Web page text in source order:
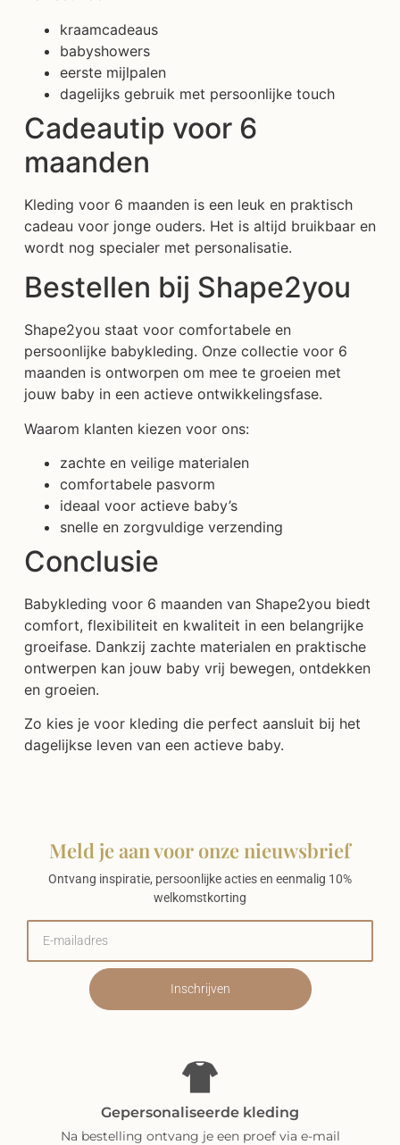
kraamcadeaus
babyshowers
eerste mijlpalen
dagelijks gebruik met persoonlijke touch
Cadeautip voor 6
maanden
Kleding voor 6 maanden is een leuk en praktisch
cadeau voor jonge ouders. Het is altijd bruikbaar en
wordt nog specialer met personalisatie.
Bestellen bij Shape2you
Shape2you staat voor comfortabele en
persoonlijke babykleding. Onze collectie voor 6
maanden is ontworpen om mee te groeien met
jouw baby in een actieve ontwikkelingsfase.
Waarom klanten kiezen voor ons:
zachte en veilige materialen
comfortabele pasvorm
ideaal voor actieve baby’s
snelle en zorgvuldige verzending
Conclusie
Babykleding voor 6 maanden van Shape2you biedt
comfort, flexibiliteit en kwaliteit in een belangrijke
groeifase. Dankzij zachte materialen en praktische
ontwerpen kan jouw baby vrij bewegen, ontdekken
en groeien.
Zo kies je voor kleding die perfect aansluit bij het
dagelijkse leven van een actieve baby.
Meld je aan voor onze nieuwsbrief
Ontvang inspiratie, persoonlijke acties en eenmalig 10%
welkomstkorting
Inschrijven
Gepersonaliseerde kleding
Na bestelling ontvang je een proef via e-mail